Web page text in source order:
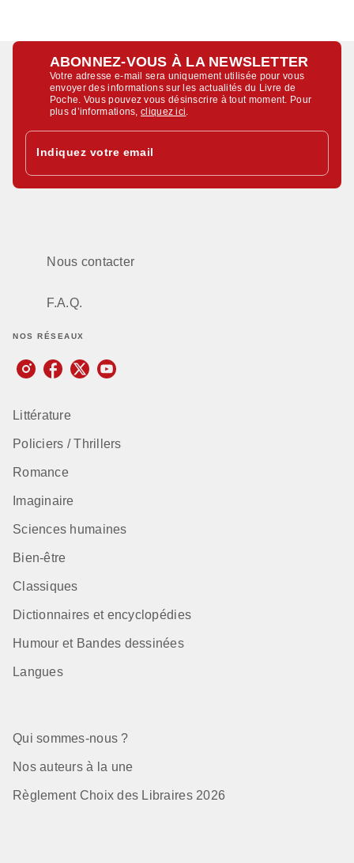
ABONNEZ-VOUS À LA NEWSLETTER
Votre adresse e-mail sera uniquement utilisée pour vous
envoyer des informations sur les actualités du Livre de
Poche. Vous pouvez vous désinscrire à tout moment. Pour
plus d’informations,cliquez ici
Indiquez votre email
Nous contacter
F.A.Q.
NOS RÉSEAUX
Littérature
Policiers / Thrillers
Romance
Imaginaire
Sciences humaines
Bien-être
Classiques
Dictionnaires et encyclopédies
Humour et Bandes dessinées
Langues
Qui sommes-nous ?
Nos auteurs à la une
Règlement Choix des Libraires 2026